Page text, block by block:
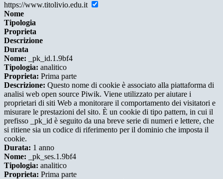
https://www.titolivio.edu.it
Nome
Tipologia
Proprieta
Descrizione
Durata
Nome: _pk_id.1.9bf4
Tipologia: analitico
Proprieta: Prima parte
Descrizione: Questo nome di cookie è associato alla piattaforma di
analisi web open source Piwik. Viene utilizzato per aiutare i
proprietari di siti Web a monitorare il comportamento dei visitatori e
misurare le prestazioni del sito. È un cookie di tipo pattern, in cui il
prefisso _pk_id è seguito da una breve serie di numeri e lettere, che
si ritiene sia un codice di riferimento per il dominio che imposta il
cookie.
Durata: 1 anno
Nome: _pk_ses.1.9bf4
Tipologia: analitico
Proprieta: Prima parte